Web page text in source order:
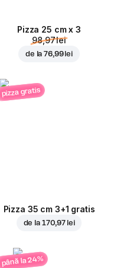
Pizza 25 cm x 3
98,97 lei
de la76,99 lei
pizza gratis
Pizza 35 cm 3+1 gratis
de la 170,97 lei
până la 24%